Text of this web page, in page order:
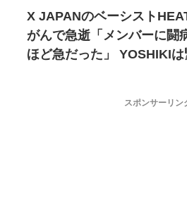
X JAPANのベーシスト
がんで急逝「メンバーに闘
ほど急だった」 YOSHIKIは
スポンサーリン